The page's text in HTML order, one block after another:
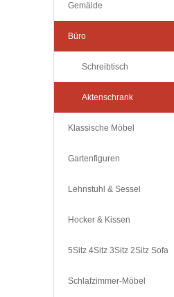
Gemälde
Büro
Schreibtisch
Aktenschrank
Klassische Möbel
Gartenfiguren
Lehnstuhl & Sessel
Hocker & Kissen
5Sitz 4Sitz 3Sitz 2Sitz Sofa
Schlafzimmer-Möbel